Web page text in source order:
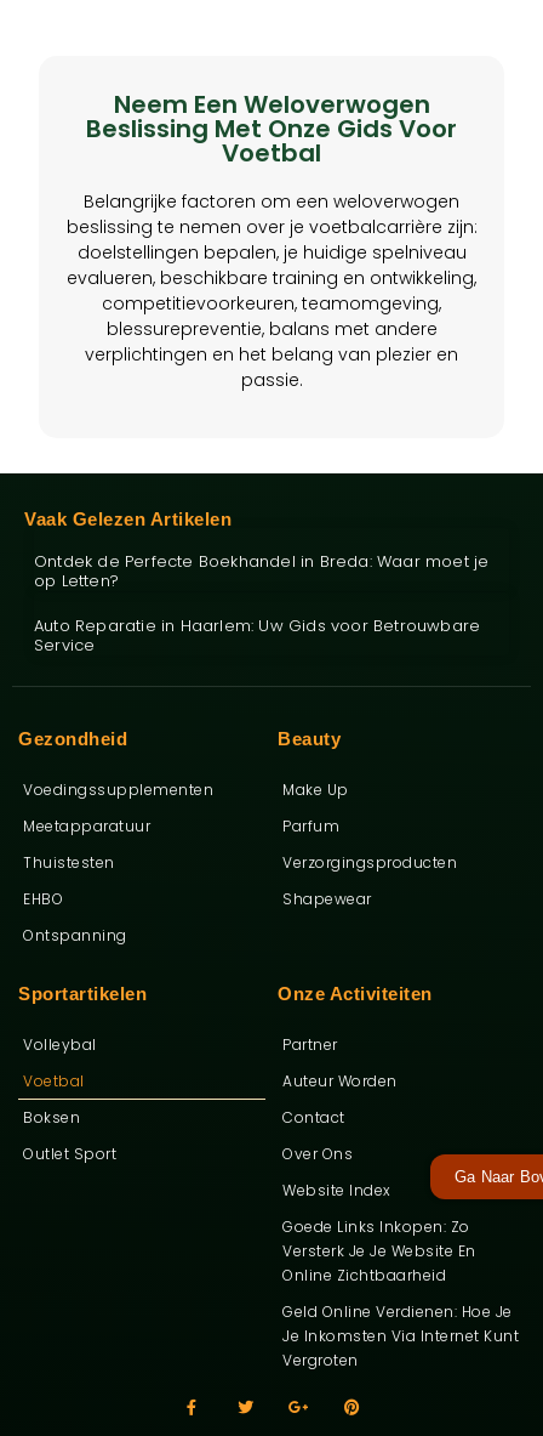
Ga Naar
Neem Een Weloverwogen
Beslissing Met Onze Gids Voor
Voetbal
Belangrijke factoren om een weloverwogen
beslissing te nemen over je voetbalcarrière zijn:
doelstellingen bepalen, je huidige spelniveau
evalueren, beschikbare training en ontwikkeling,
competitievoorkeuren, teamomgeving,
blessurepreventie, balans met andere
verplichtingen en het belang van plezier en
passie.
Onze Activiteiten
Partner
Auteur Worden
Contact
Over Ons
Website Index
Goede Links Inkopen: Zo
Versterk Je Je Website En
Online Zichtbaarheid
Geld Online Verdienen: Hoe Je
Je Inkomsten Via Internet Kunt
Vergroten
Sportartikelen
Volleybal
Voetbal
Boksen
Outlet Sport
Beauty
Make Up
Parfum
Verzorgingsproducten
Shapewear
Gezondheid
Voedingssupplementen
Meetapparatuur
Thuistesten
EHBO
Ontspanning
Vaak Gelezen Artikelen
Ontdek de Perfecte Boekhandel in Breda: Waar moet je
op Letten?
Auto Reparatie in Haarlem: Uw Gids voor Betrouwbare
Service